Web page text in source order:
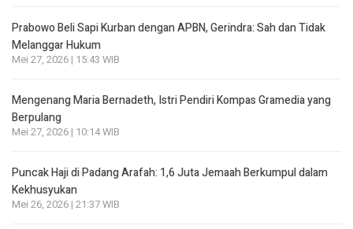
Prabowo Beli Sapi Kurban dengan APBN, Gerindra: Sah dan Tidak
Melanggar Hukum
Mei 27, 2026 | 15:43 WIB
Mengenang Maria Bernadeth, Istri Pendiri Kompas Gramedia yang
Berpulang
Mei 27, 2026 | 10:14 WIB
Puncak Haji di Padang Arafah: 1,6 Juta Jemaah Berkumpul dalam
Kekhusyukan
Mei 26, 2026 | 21:37 WIB